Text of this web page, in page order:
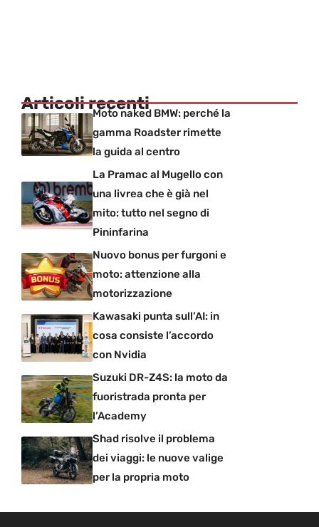
Articoli recentiMoto naked BMW: perché la
gamma Roadster rimette
la guida al centro
La Pramac al Mugello con
una livrea che è già nel
mito: tutto nel segno di
Pininfarina
Nuovo bonus per furgoni e
moto: attenzione alla
motorizzazione
Kawasaki punta sull’AI: in
cosa consiste l’accordo
con Nvidia
Suzuki DR-Z4S: la moto da
fuoristrada pronta per
l’Academy
Shad risolve il problema
dei viaggi: le nuove valige
per la propria moto